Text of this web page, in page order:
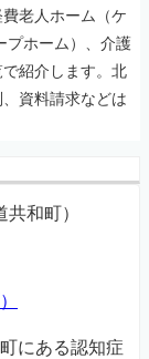
老人ホーム（ケ
プホーム）、介護
紹介します。北
資料請求などは
にある認知症